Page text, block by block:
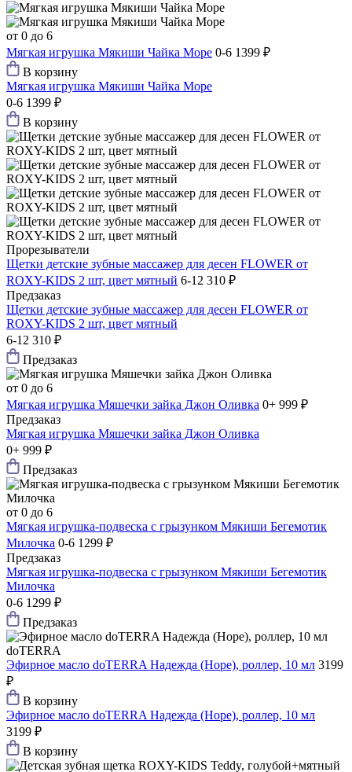
от 0 до 6
Мягкая игрушка Мякиши Чайка Море 0-6 1399 ₽
В корзину
Мягкая игрушка Мякиши Чайка Море
0-6 1399 ₽
В корзину
Прорезыватели
Щетки детские зубные массажер для десен FLOWER от
ROXY-KIDS 2 шт, цвет мятный 6-12 310 ₽
Предзаказ
Щетки детские зубные массажер для десен FLOWER от
ROXY-KIDS 2 шт, цвет мятный
6-12 310 ₽
Предзаказ
от 0 до 6
Мягкая игрушка Мяшечки зайка Джон Оливка 0+ 999 ₽
Предзаказ
Мягкая игрушка Мяшечки зайка Джон Оливка
0+ 999 ₽
Предзаказ
от 0 до 6
Мягкая игрушка-подвеска с грызунком Мякиши Бегемотик
Милочка 0-6 1299 ₽
Предзаказ
Мягкая игрушка-подвеска с грызунком Мякиши Бегемотик
Милочка
0-6 1299 ₽
Предзаказ
doTERRA
Эфирное масло doTERRA Надежда (Hope), роллер, 10 мл 3199
₽
В корзину
Эфирное масло doTERRA Надежда (Hope), роллер, 10 мл
3199 ₽
В корзину